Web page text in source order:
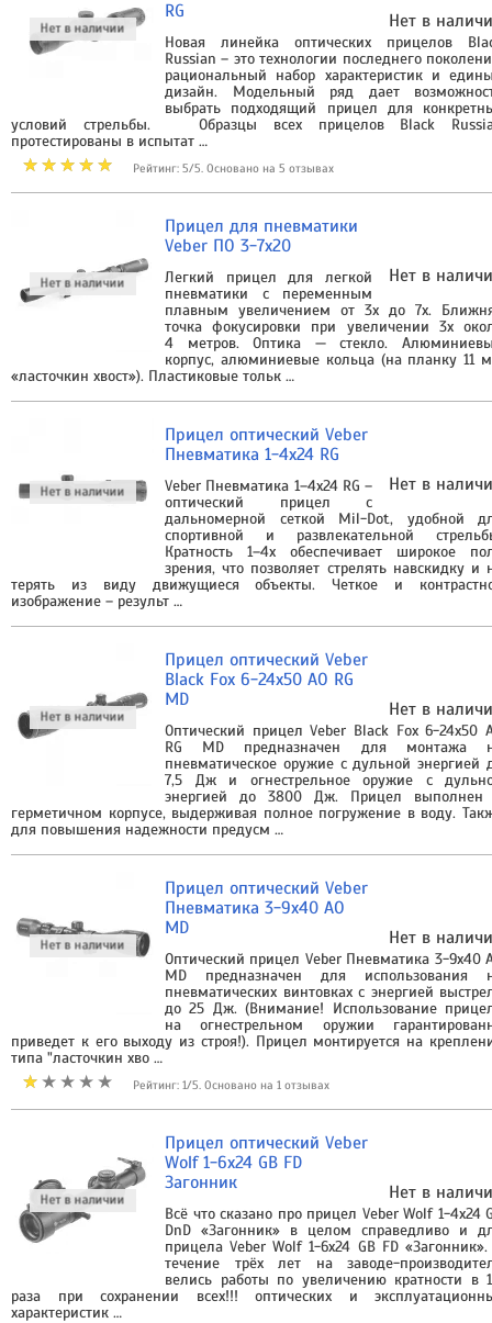
Нет в
RG
Новая линейка оптических прицелов
Russian – это технологии последнего
рациональный набор характеристик и
дизайн. Модельный ряд дает
выбрать подходящий прицел для
условий стрельбы. Образцы всех прицелов Black
протестированы в испытат …
Рейтинг: 5/5. Основано на 5 отзывах
Нет в
Прицел для пневматики
Veber ПО 3-7x20
Легкий прицел для легкой
пневматики с переменным
плавным увеличением от 3х до 7х.
точка фокусировки при увеличении 3х
4 метров. Оптика — стекло.
корпус, алюминиевые кольца (на планку 11
«ласточкин хвост»). Пластиковые тольк …
Нет в
Прицел оптический Veber
Пневматика 1-4х24 RG
Veber Пневматика 1–4х24 RG –
оптический прицел с
дальномерной сеткой Mil-Dot, удобной
спортивной и развлекательной
Кратность 1–4х обеспечивает широкое
зрения, что позволяет стрелять навскидку и
терять из виду движущиеся объекты. Четкое и
изображение – результ …
Нет в
Прицел оптический Veber
Black Fox 6-24x50 AO RG
MD
Оптический прицел Veber Black Fox 6-24x50
RG MD предназначен для монтажа
пневматическое оружие с дульной энергией
7,5 Дж и огнестрельное оружие с
энергией до 3800 Дж. Прицел выполнен
герметичном корпусе, выдерживая полное погружение в воду.
для повышения надежности предусм …
Нет в
Прицел оптический Veber
Пневматика 3-9x40 AO
MD
Оптический прицел Veber Пневматика 3-9x40
MD предназначен для использования
пневматических винтовках с энергией
до 25 Дж. (Внимание! Использование
на огнестрельном оружии
приведет к его выходу из строя!). Прицел монтируется на
типа "ласточкин хво …
Рейтинг: 1/5. Основано на 1 отзывах
Нет в
Прицел оптический Veber
Wolf 1-6x24 GB FD
Загонник
Всё что сказано про прицел Veber Wolf 1-4x24
DnD «Загонник» в целом справедливо и
прицела Veber Wolf 1-6x24 GB FD
течение трёх лет на заводе-
велись работы по увеличению кратности в
раза при сохранении всех!!! оптических и
характеристик …